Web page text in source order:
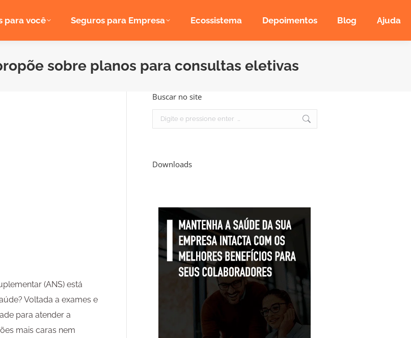
para você Seguros para Empresa Ecossistema Depoimentos Blog Ajuda
sobre planos para consultas eletivas
(ANS) está
Voltada a exames e
para atender a
mais caras nem
Buscar no site
Search:
Downloads